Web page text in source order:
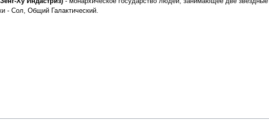
- Сол, Общий Галактический.